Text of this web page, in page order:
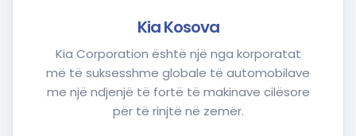
Kia Kosova
Kia Corporation është një nga korporatat
më të suksesshme globale të automobilave
me një ndjenjë të fortë të makinave cilësore
për të rinjtë në zemër.